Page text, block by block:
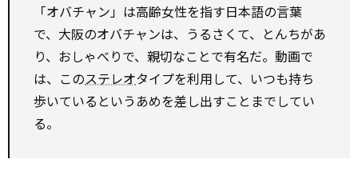
「オバチャン」は高齢女性を指す日本語の言葉
で、大阪のオバチャンは、うるさくて、とんちがあ
り、おしゃべりで、親切なことで有名だ。動画で
は、このステレオタイプを利用して、いつも持ち
歩いているというあめを差し出すことまでしてい
る。